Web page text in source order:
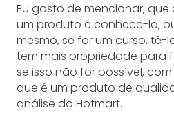
Eu gosto de mencionar,
um produto é conhece-lo,
mesmo, se for um curso, tê-
tem mais propriedade para
se isso não for possível, com
que é um produto de
análise do Hotmart.